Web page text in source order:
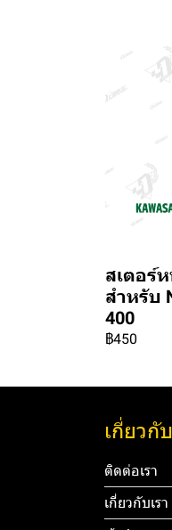
สเตอร์ห
สำหรับ
400
฿450
เกี่ยวกั
ติดต่อเรา
เกี่ยวกับเรา